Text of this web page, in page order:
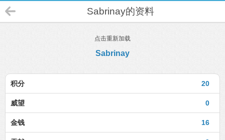
Sabrinay的资料
点击重新加载
Sabrinay
20
积分
0
威望
16
金钱